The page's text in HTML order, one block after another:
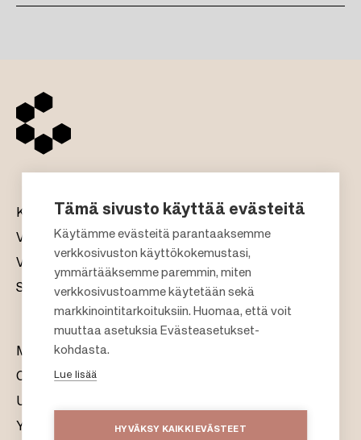
o
t
Kauppakeskukset
Vuokraus
Vastuullisuus
Sijoittajat
Meistä
Citylife
Uutishuone
Yhteystiedot
Tämä sivusto käyttää evästeitä
Käytämme evästeitä parantaaksemme
verkkosivuston käyttökokemustasi,
ymmärtääksemme paremmin, miten
verkkosivustoamme käytetään sekä
markkinointitarkoituksiin. Huomaa, että voit
muuttaa asetuksia Evästeasetukset-
kohdasta.
Lue lisää
HYVÄKSY KAIKKI EVÄSTEET